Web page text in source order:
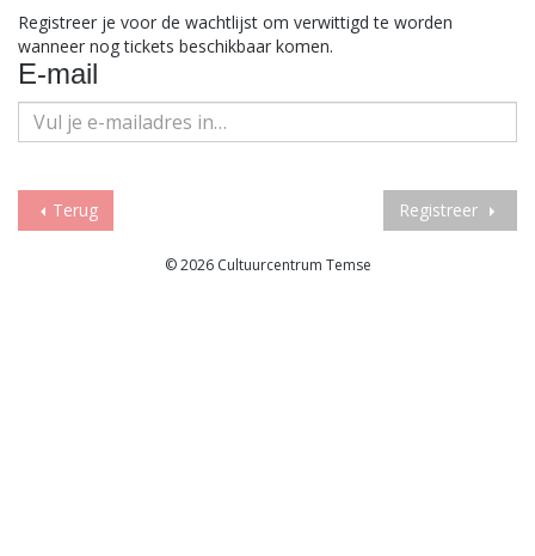
Registreer je voor de wachtlijst om verwittigd te worden
wanneer nog tickets beschikbaar komen.
E-mail
Terug Registreer
© 2026 Cultuurcentrum Temse